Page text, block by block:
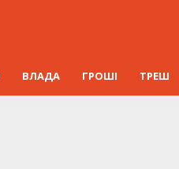
ВЛАДА ГРОШІ ТРЕШ